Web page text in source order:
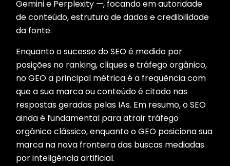
Gemini e Perplexity —, focando em autoridade
de conteúdo, estrutura de dados e credibilidade
da fonte.
Enquanto o sucesso do SEO é medido por
posições no ranking, cliques e tráfego orgânico,
no GEO a principal métrica é a frequência com
que a sua marca ou conteúdo é citado nas
respostas geradas pelas IAs. Em resumo, o SEO
ainda é fundamental para atrair tráfego
orgânico clássico, enquanto o GEO posiciona sua
marca na nova fronteira das buscas mediadas
por inteligência artificial.